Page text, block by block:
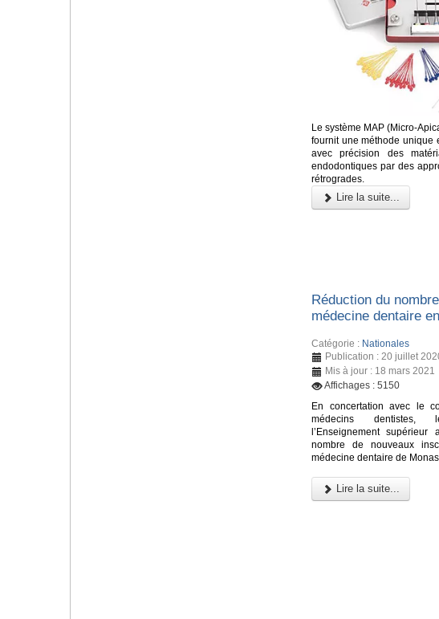
Le système MAP (Micro-
fournit une méthode unique
avec précision des
endodontiques par des
rétrogrades.
Lire la suite...
Réduction du
médecine dentaire
Catégorie : Nationales
Publication : 20 juillet
Mis à jour : 18 mars 2021
Affichages : 5150
En concertation avec le
médecins
l’Enseignement
nombre de nouveaux
médecine dentaire de
Lire la suite...